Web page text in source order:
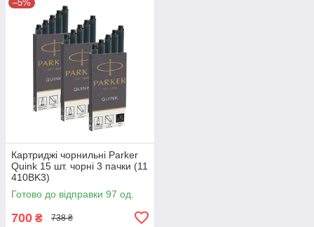
–5%
Картриджі чорнильні Parker
Quink 15 шт. чорні 3 пачки (11
410BK3)
Готово до відправки 97 од.
700 ₴ 738 ₴